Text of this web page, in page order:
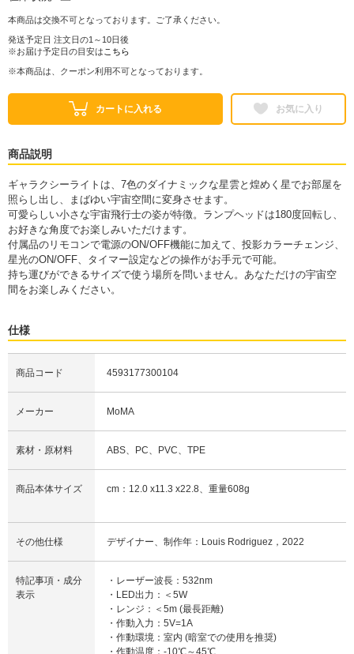
本商品は交換不可となっております。ご了承ください。
発送予定日 注文日の1～10日後
※お届け予定日の目安は こちら
※本商品は、クーポン利用不可となっております。
カートに入れる お気に入り
商品説明
ギャラクシーライトは、7色のダイナミックな星雲と煌めく星でお部屋を
照らし出し、まばゆい宇宙空間に変身させます。
可愛らしい小さな宇宙飛行士の姿が特徴。ランプヘッドは180度回転し、
お好きな角度でお楽しみいただけます。
付属品のリモコンで電源のON/OFF機能に加えて、投影カラーチェンジ、
星光のON/OFF、タイマー設定などの操作がお手元で可能。
持ち運びができるサイズで使う場所を問いません。あなただけの宇宙空
間をお楽しみください。
仕様
商品コード 4593177300104
メーカー MoMA
素材・原材料 ABS、PC、PVC、TPE
商品本体サイズ cm：12.0 x11.3 x22.8、重量608g
その他仕様 デザイナー、制作年：Louis Rodriguez，2022
特記事項・成分
表示
・レーザー波長：532nm
・LED出力：＜5W
・レンジ：＜5m (最長距離)
・作動入力：5V=1A
・作動環境：室内 (暗室での使用を推奨)
・作動温度：-10℃～45℃